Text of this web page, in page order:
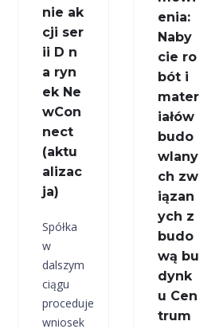
nie ak
cji ser
ii D n
a ryn
ek Ne
wCon
nect
(aktu
alizac
ja)
Spółka
w
dalszym
ciągu
proceduje
wniosek
enia:
Naby
cie ro
bót i
mater
iałów
budo
wlany
ch zw
iązan
ych z
budo
wą bu
dynk
u Cen
trum